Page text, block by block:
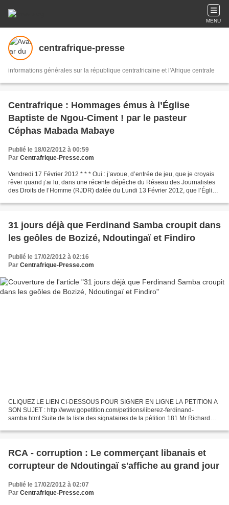
MENU
centrafrique-presse
informations générales sur la république centrafricaine et l'Afrique centrale
Centrafrique : Hommages émus à l’Église
Baptiste de Ngou-Ciment ! par le pasteur
Céphas Mabada Mabaye
Publié le 18/02/2012 à 00:59
Par Centrafrique-Presse.com
Vendredi 17 Février 2012 * * * Oui : j’avoue, d’entrée de jeu, que je croyais
rêver quand j’ai lu, dans une récente dépêche du Réseau des Journalistes
des Droits de l’Homme (RJDR) datée du Lundi 13 Février 2012, que l’Église
31 jours déjà que Ferdinand Samba croupit dans
les geôles de Bozizé, Ndoutingaï et Findiro
Publié le 17/02/2012 à 02:16
Par Centrafrique-Presse.com
CLIQUEZ LE LIEN CI-DESSOUS POUR SIGNER EN LIGNE LA PETITION A
SON SUJET : http://www.gopetition.com/petitions/liberez-ferdinand-
samba.html Suite de la liste des signataires de la pétition 181 Mr Richard
RCA - corruption : Le commerçant libanais et
corrupteur de Ndoutingaï s'affiche au grand jour
Publié le 17/02/2012 à 02:07
Par Centrafrique-Presse.com